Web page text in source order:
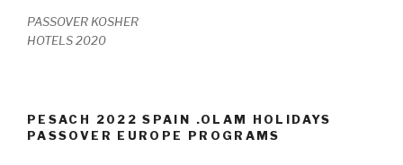
PASSOVER KOSHER
HOTELS 2020
PESACH 2022 SPAIN .OLAM HOLIDAYS
PASSOVER EUROPE PROGRAMS